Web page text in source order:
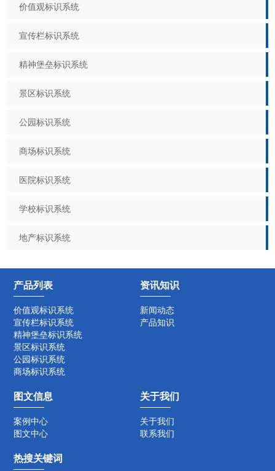
价值观标识系统
宣传栏标识系统
精神堡垒标识系统
景区标识系统
公园标识系统
商场标识系统
医院标识系统
学校标识系统
地产标识系统
产品列表
价值观标识系统
宣传栏标识系统
精神堡垒标识系统
景区标识系统
公园标识系统
商场标识系统
资讯知识
新闻动态
产品知识
图文信息
案例中心
图文中心
关于我们
关于我们
联系我们
热搜关键词